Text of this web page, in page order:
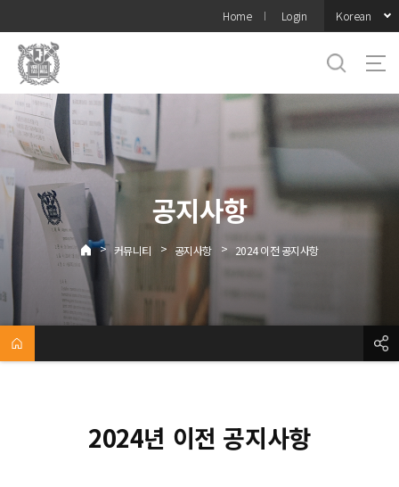
메뉴
Home Login Korean
공지사항
> 커뮤니티 > 공지사항 > 2024 이전 공지사항
2024년 이전 공지사항